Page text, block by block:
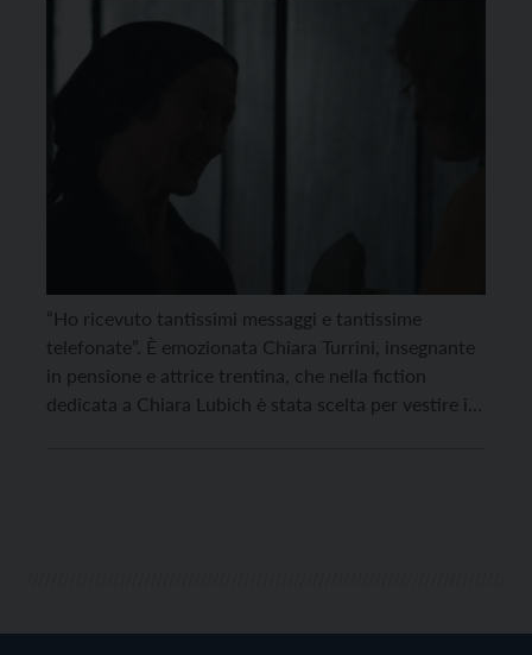
“Ho ricevuto tantissimi messaggi e tantissime
telefonate”. È emozionata Chiara Turrini, insegnante
in pensione e attrice trentina, che nella fiction
dedicata a Chiara Lubich è stata scelta per vestire i